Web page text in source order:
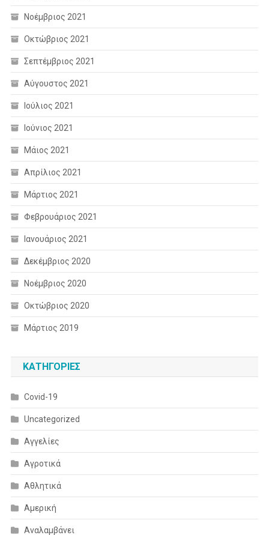
Νοέμβριος 2021
Οκτώβριος 2021
Σεπτέμβριος 2021
Αύγουστος 2021
Ιούλιος 2021
Ιούνιος 2021
Μάιος 2021
Απρίλιος 2021
Μάρτιος 2021
Φεβρουάριος 2021
Ιανουάριος 2021
Δεκέμβριος 2020
Νοέμβριος 2020
Οκτώβριος 2020
Μάρτιος 2019
KΑΤΗΓΟΡΊΕΣ
Covid-19
Uncategorized
Αγγελίες
Αγροτικά
Αθλητικά
Αμερική
Αναλαμβάνει